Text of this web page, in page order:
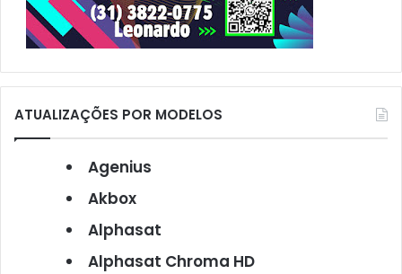
ATUALIZAÇÕES POR MODELOS
Agenius
Akbox
Alphasat
Alphasat Chroma HD